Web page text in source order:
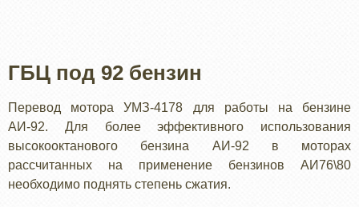
ГБЦ под 92 бензин
Перевод мотора УМЗ-4178 для работы на бензине
АИ-92. Для более эффективного использования
высокооктанового бензина АИ-92 в моторах
рассчитанных на применение бензинов АИ76\80
необходимо поднять степень сжатия.